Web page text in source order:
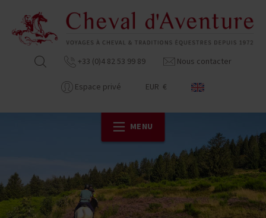
+33 (0)4 82 53 99 89 Nous contacter
Espace privé EUR €
MENU